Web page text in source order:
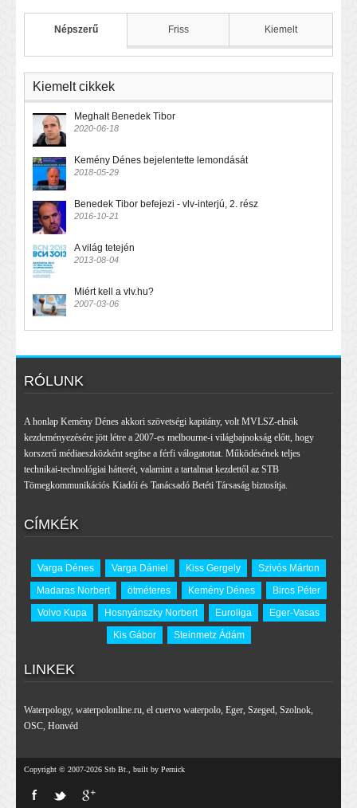
Népszerű Friss Kiemelt
Kiemelt cikkek
Meghalt Benedek Tibor
2020-06-18
Kemény Dénes bejelentette lemondását
2018-05-29
Benedek Tibor befejezi - vlv-interjú, 2. rész
2016-10-21
A világ tetején
2013-08-04
Miért kell a vlv.hu?
2007-03-06
RÓLUNK
A honlap Kemény Dénes akkori szövetségi kapitány, volt MVLSZ-elnök
kezdeményezésére jött létre a 2007-es melbourne-i világbajnokság előtt, hogy
korszerű médiaeszközként segítse a férfi válogatottat. Működésének teljes
technikai-technológiai hátterét, valamint a tartalmat kezdettől az STB
Tömegkommunikációs Kiadói és Tanácsadó Betéti Társaság biztosítja.
CÍMKÉK
Varga Dénes Varga Dániel Kiss Gergely
Szivós Márton
Madaras Norbert
ötméteres Kemény Dénes
Biros Péter
Volvo Kupa
Hosnyánszky Norbert Euroliga
Eger-Vasas
Kis Gábor
Steinmetz Ádám
LINKEK
Waterpology, waterpolonline.ru, el cuervo waterpolo, Eger, Szeged, Szolnok,
OSC, Honvéd
Copyright © 2007-2026 Stb Bt., built by Pernick